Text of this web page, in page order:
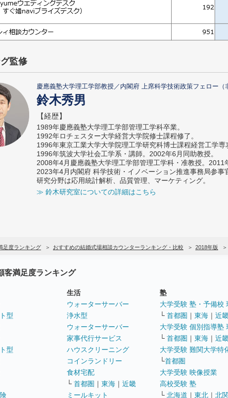
監修
慶應義塾大学理工学部教授／内閣府 上席科学技術政策フェロー（
鈴木秀男
【経歴】
1989年慶應義塾大学理工学部管理工学科卒業。
1992年ロチェスター大学経営大学院修士課程修了。
1996年東京工業大学大学院理工学研究科博士課程経営工学専
1996年筑波大学社会工学系・講師。2002年6月同助教授。
2008年4月慶應義塾大学理工学部管理工学科・准教授。2011
2023年4月内閣府 科学技術・イノベーション推進事務局参
研究分野は応用統計解析、品質管理、マーケティング。
≫ 鈴木研究室についての詳細はこちら
足度ランキング おすすめの結婚式場相談カウンターランキング・比較 2018年版
客満足度ランキング
型
型
生活
ウォーターサーバー
浄水型
ウォーターサーバー
家事代行サービス
ハウスクリーニング
コインランドリー
食材宅配
└ 首都圏 ｜ 東海 ｜ 近畿
ミールキット
塾
大学受験 塾・予備校
└ 首都圏 ｜ 東海 ｜ 近
大学受験 個別指導塾
└ 首都圏 ｜ 東海 ｜ 近
大学受験 難関大学特
└首都圏
大学受験 映像授業
高校受験 塾
└ 北海道 ｜ 東北 ｜ 北